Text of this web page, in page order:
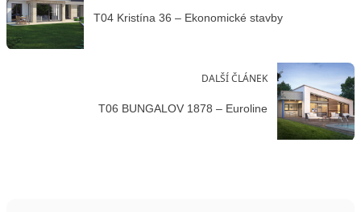
T04 Kristína 36 – Ekonomické stavby
DALŠÍ ČLÁNEK
T06 BUNGALOV 1878 – Euroline